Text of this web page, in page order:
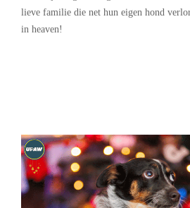
lieve familie die net hun eigen hond
in heaven!